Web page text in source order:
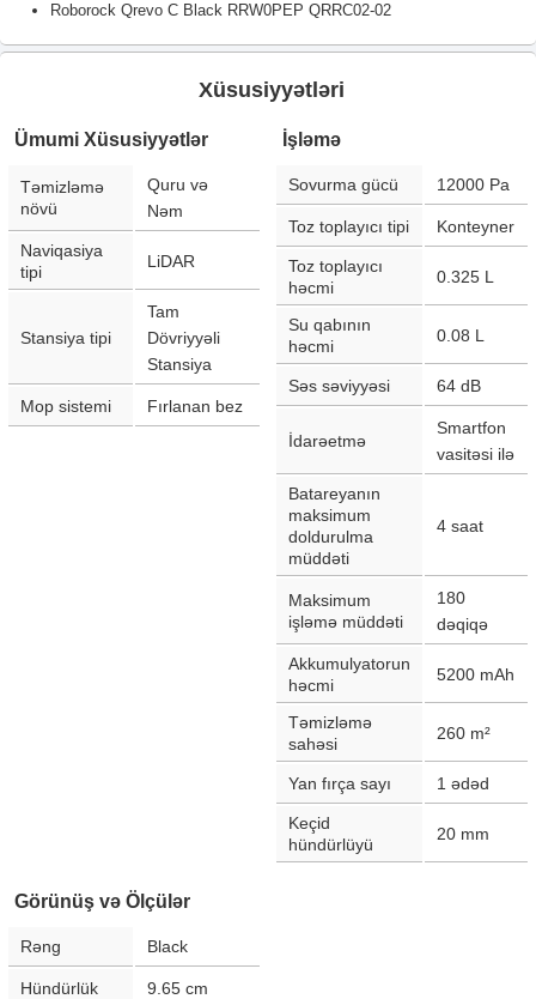
Roborock Qrevo C Black RRW0PEP QRRC02-02
Xüsusiyyətləri
Ümumi Xüsusiyyətlər
Təmizləmə
növü
Quru və
Nəm
Naviqasiya
tipi
LiDAR
Stansiya tipi
Tam
Dövriyyəli
Stansiya
Mop sistemi Fırlanan bez
İşləmə
Sovurma gücü 12000 Pa
Toz toplayıcı tipi Konteyner
Toz toplayıcı
həcmi
0.325 L
Su qabının
həcmi
0.08 L
Səs səviyyəsi 64 dB
İdarəetmə
Smartfon
vasitəsi ilə
Batareyanın
maksimum
doldurulma
müddəti
4 saat
Maksimum
işləmə müddəti
180
dəqiqə
Akkumulyatorun
həcmi
5200 mAh
Təmizləmə
sahəsi
260 m²
Yan fırça sayı 1 ədəd
Keçid
hündürlüyü
20 mm
Görünüş və Ölçülər
Rəng Black
Hündürlük 9.65 cm